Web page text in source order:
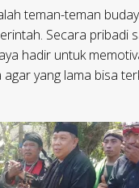
teman-teman
Secara pribadi
hadir untuk
yang lama bisa